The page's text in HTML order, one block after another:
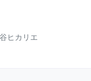
ヒカリエ